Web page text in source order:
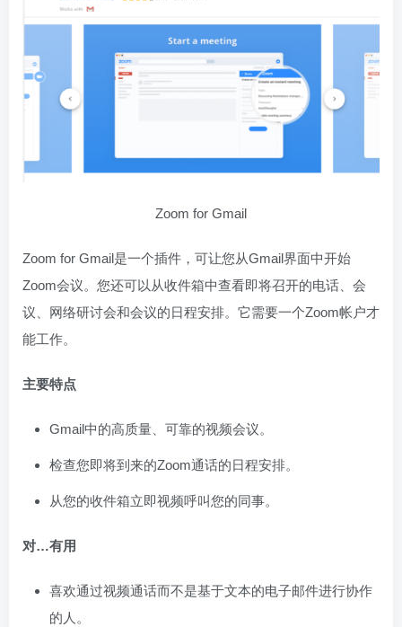
Zoom for Gmail
Zoom for Gmail是一个插件，可让您从Gmail界面中开始
Zoom会议。您还可以从收件箱中查看即将召开的电话、会
议、网络研讨会和会议的日程安排。它需要一个Zoom帐户才
能工作。
主要特点
Gmail中的高质量、可靠的视频会议。
检查您即将到来的Zoom通话的日程安排。
从您的收件箱立即视频呼叫您的同事。
对…有用
喜欢通过视频通话而不是基于文本的电子邮件进行协作
的人。